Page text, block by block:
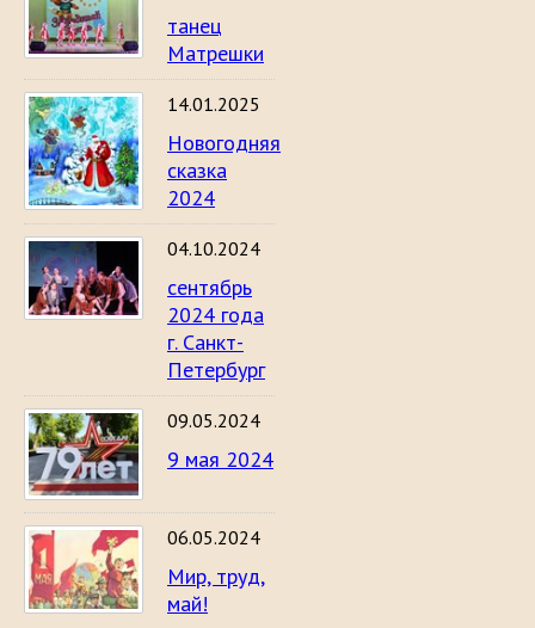
танец
Матрешки
14.01.2025
Новогодняя
сказка
2024
04.10.2024
сентябрь
2024 года
г. Санкт-
Петербург
09.05.2024
9 мая 2024
06.05.2024
Мир, труд,
май!